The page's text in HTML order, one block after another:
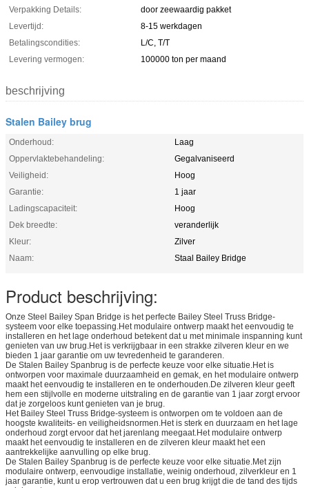
Verpakking Details:
door zeewaardig pakket
Levertijd:
8-15 werkdagen
Betalingscondities:
L/C, T/T
Levering vermogen:
100000 ton per maand
beschrijving
Stalen Bailey brug
Onderhoud:
Laag
Oppervlaktebehandeling:
Gegalvaniseerd
Veiligheid:
Hoog
Garantie:
1 jaar
Ladingscapaciteit:
Hoog
Dek breedte:
veranderlijk
Kleur:
Zilver
Naam:
Staal Bailey Bridge
Product beschrijving:
Onze Steel Bailey Span Bridge is het perfecte Bailey Steel Truss Bridge-
systeem voor elke toepassing.Het modulaire ontwerp maakt het eenvoudig te
installeren en het lage onderhoud betekent dat u met minimale inspanning kunt
genieten van uw brug.Het is verkrijgbaar in een strakke zilveren kleur en we
bieden 1 jaar garantie om uw tevredenheid te garanderen.
De Stalen Bailey Spanbrug is de perfecte keuze voor elke situatie.Het is
ontworpen voor maximale duurzaamheid en gemak, en het modulaire ontwerp
maakt het eenvoudig te installeren en te onderhouden.De zilveren kleur geeft
hem een ​​stijlvolle en moderne uitstraling en de garantie van 1 jaar zorgt ervoor
dat je zorgeloos kunt genieten van je brug.
Het Bailey Steel Truss Bridge-systeem is ontworpen om te voldoen aan de
hoogste kwaliteits- en veiligheidsnormen.Het is sterk en duurzaam en het lage
onderhoud zorgt ervoor dat het jarenlang meegaat.Het modulaire ontwerp
maakt het eenvoudig te installeren en de zilveren kleur maakt het een
aantrekkelijke aanvulling op elke brug.
De Stalen Bailey Spanbrug is de perfecte keuze voor elke situatie.Met zijn
modulaire ontwerp, eenvoudige installatie, weinig onderhoud, zilverkleur en 1
jaar garantie, kunt u erop vertrouwen dat u een brug krijgt die de tand des tijds